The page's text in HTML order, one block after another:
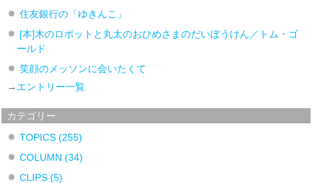
住友銀行の「ゆきんこ」
[本]木のロボットと丸太のおひめさまのだいぼうけん／トム・ゴ
ールド
笑顔のメッソンに会いたくて
→ エントリー一覧
カテゴリー
TOPICS (255)
COLUMN (34)
CLIPS (5)